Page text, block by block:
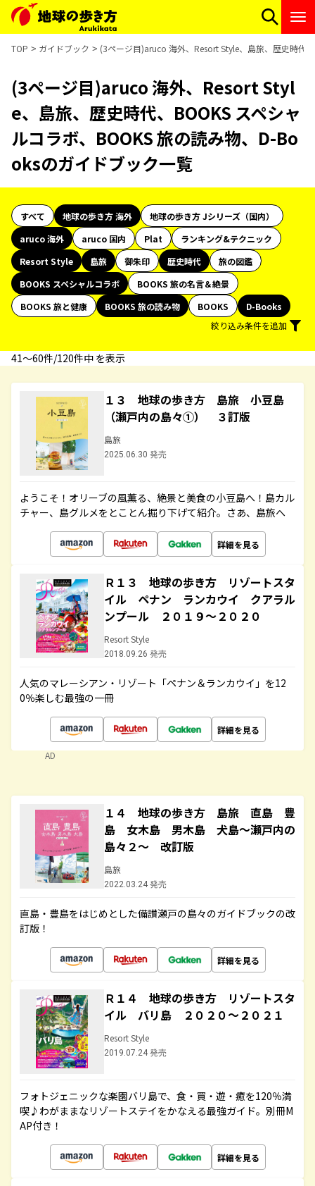
TOP ガイドブック (3ページ目)aruco 海外、Resort Style、島旅、歴史時代
(3ページ目)aruco 海外、Resort Styl
e、島旅、歴史時代、BOOKS スペシャ
ルコラボ、BOOKS 旅の読み物、D-Bo
oksのガイドブック一覧
すべて 地球の歩き方 海外
地球の歩き方 Jシリーズ（国内）
aruco 海外
aruco 国内 Plat
ランキング&テクニック
Resort Style
島旅 御朱印 歴史時代
旅の図鑑
BOOKS スペシャルコラボ
BOOKS 旅の名言＆絶景
BOOKS 旅と健康
BOOKS 旅の読み物 BOOKS
D-Books
絞り込み条件を追加
41〜60件/120件中 を表示
１３ 地球の歩き方 島旅 小豆島
（瀬戸内の島々①） ３訂版
島旅
2025.06.30 発売
ようこそ！オリーブの風薫る、絶景と美食の小豆島へ！島カル
チャー、島グルメをとことん掘り下げて紹介。さあ、島旅へ
詳細を見る
Ｒ１３ 地球の歩き方 リゾートスタ
イル ペナン ランカウイ クアラル
ンプール ２０１９～２０２０
Resort Style
2018.09.26 発売
人気のマレーシアン・リゾート「ペナン＆ランカウイ」を12
0％楽しむ最強の一冊
詳細を見る
AD
１４ 地球の歩き方 島旅 直島 豊
島 女木島 男木島 犬島～瀬戸内の
島々２～ 改訂版
島旅
2022.03.24 発売
直島・豊島をはじめとした備讃瀬戸の島々のガイドブックの改
訂版！
詳細を見る
Ｒ１４ 地球の歩き方 リゾートスタ
イル バリ島 ２０２０～２０２１
Resort Style
2019.07.24 発売
フォトジェニックな楽園バリ島で、食・買・遊・癒を120％満
喫♪わがままなリゾートステイをかなえる最強ガイド。別冊M
AP付き！
詳細を見る